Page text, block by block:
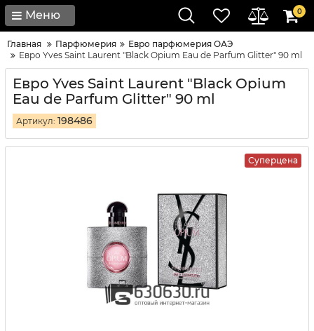
Меню 0
Главная Парфюмерия
Евро парфюмерия ОАЭ
Евро Yves Saint Laurent "Black Opium Eau de Parfum Glitter" 90 ml
Евро Yves Saint Laurent "Black Opium
Eau de Parfum Glitter" 90 ml
Артикул: 198486
Суперцена